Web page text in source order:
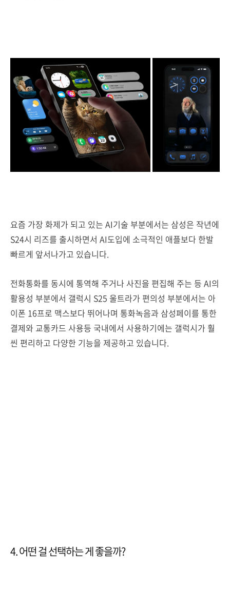
요즘 가장 화제가 되고 있는 AI기술 부분에서는 삼성은 작년에
S24시 리즈를 출시하면서 AI도입에 소극적인 애플보다 한발
빠르게 앞서나가고 있습니다.
전화통화를 동시에 통역해 주거나 사진을 편집해 주는 등 AI의
활용성 부분에서 갤럭시 S25 울트라가 편의성 부분에서는 아
이폰 16프로 맥스보다 뛰어나며 통화녹음과 삼성페이를 통한
결제와 교통카드 사용등 국내에서 사용하기에는 갤럭시가 훨
씬 편리하고 다양한 기능을 제공하고 있습니다.
4. 어떤 걸 선택하는 게 좋을까?